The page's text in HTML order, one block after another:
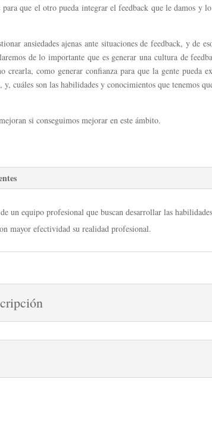
para que el otro pueda integrar el feedback que le damos y
ansiedades ajenas ante situaciones de feedback, y de
de lo importante que es generar una cultura de
crearla, como generar confianza para que la gente pueda
cuáles son las habilidades y conocimientos que tenemos
si conseguimos mejorar en este ámbito.
un equipo profesional que buscan desarrollar las
mayor efectividad su realidad profesional.